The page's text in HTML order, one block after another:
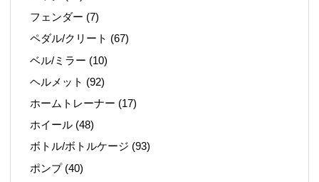
フェンダー (7)
ペダル/クリート (67)
ベル/ミラー (10)
ヘルメット (92)
ホームトレーナー (17)
ホイール (48)
ボトル/ボトルケージ (93)
ポンプ(40)